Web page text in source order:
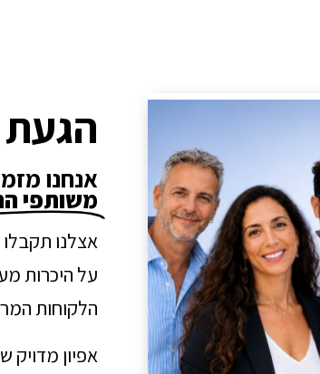
הגעת
אנחנו
משותפי
אצלנו
על היכרות
הלקוחות
אפיון מדויק